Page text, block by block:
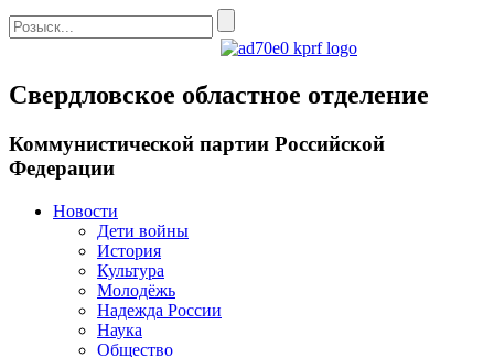
Свердловское областное отделение
Коммунистической партии Российской
Федерации
Новости
Дети войны
История
Культура
Молодёжь
Надежда России
Наука
Общество